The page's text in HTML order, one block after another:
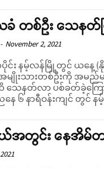
တစ်ဦး သေနတ်
- November 2, 2021
ပိုင်း နမ့်လန်မြို့တွင် ယနေ့
အမျိုးသားတစ်ဦးကို အ
ေနတ်လာ ပစ်ခတ်ခဲ့ကြေ
နေ ၆ နာရီဝန်းကျင် တွင်
အတွင်း နေအိမ်တ